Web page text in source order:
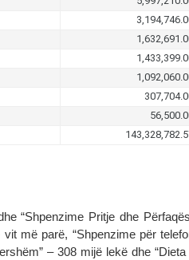
“Shpenzime Pritje dhe
më parë, “Shpenzime për
– 308 mijë lekë dhe